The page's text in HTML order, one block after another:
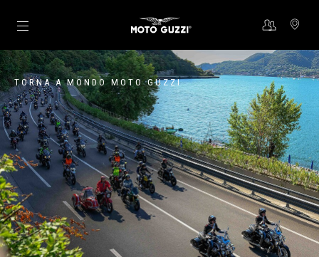
Vai al contenuto principale
TORNA A MONDO MOTO GUZZI